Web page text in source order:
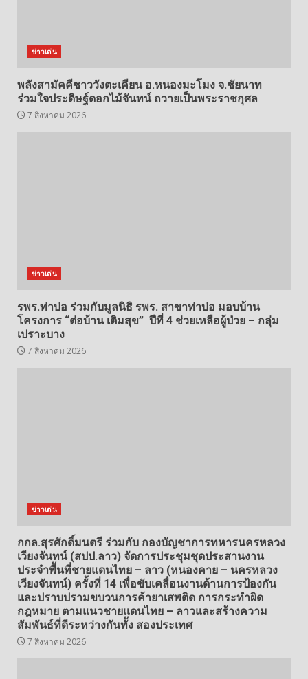
ข่าวเด่น
พลังสามัคคีชาววังตะเคียน อ.หนองมะโมง จ.ชัยนาท
ร่วมใจประดิษฐ์ดอกไม้จันทน์ ถวายเป็นพระราชกุศล
7 สิงหาคม 2026
ข่าวเด่น
รพร.ท่าบ่อ ร่วมกับมูลนิธิ รพร. สาขาท่าบ่อ มอบบ้าน
โครงการ “ต่อบ้าน เติมสุข” ปีที่ 4 ช่วยเหลือผู้ป่วย – กลุ่ม
เปราะบาง
7 สิงหาคม 2026
ข่าวเด่น
กกล.สุรศักดิ์มนตรี ร่วมกับ กองบัญชาการทหารนครหลวง
เวียงจันทน์ (สปป.ลาว) จัดการประชุมชุดประสานงาน
ประจำพื้นที่ชายแดนไทย – ลาว (หนองคาย – นครหลวง
เวียงจันทน์) ครั้งที่ 14 เพื่อขับเคลื่อนงานด้านการป้องกัน
และปราบปรามขบวนการค้ายาเสพติด การกระทำผิด
กฎหมาย ตามแนวชายแดนไทย – ลาวและสร้างความ
สัมพันธ์ที่ดีระหว่างกันทั้ง สองประเทศ
7 สิงหาคม 2026